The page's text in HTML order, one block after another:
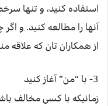
استفاده کنید، و تنها
آنها را مطالعه کنید. و
از همکاران تان که
3- با “من” آغاز کنید
زمانیکه با کسی مخالف